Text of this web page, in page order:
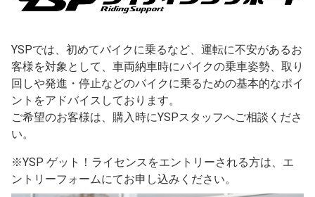
YSPでは、初めてバイクに乗るなど、運転に不安があるお
客様を対象として、車両納車時にバイクの乗車姿勢、取り
回しや発進・停止などのバイクに乗るための基本的なポイ
ントをアドバイスしております。
ご希望のお客様は、購入時にYSPスタッフへご相談くださ
い。
※YSP ゲット！ライセンスをエントリーされる方は、エ
ントリーフォームにてお申し込みください。